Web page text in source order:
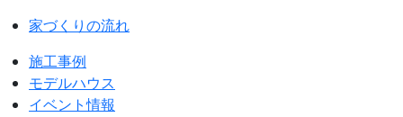
家づくりの流れ
施工事例
モデルハウス
イベント情報